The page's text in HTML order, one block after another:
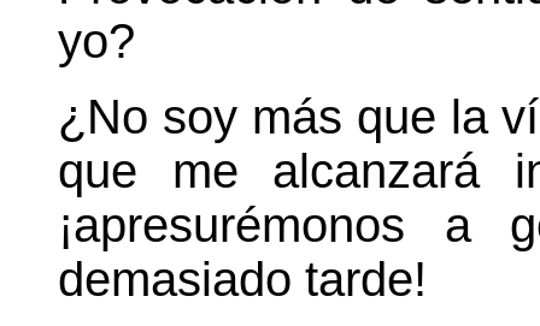
yo?
¿No soy más que la
que me alcanzará
¡apresurémonos
demasiado tarde!